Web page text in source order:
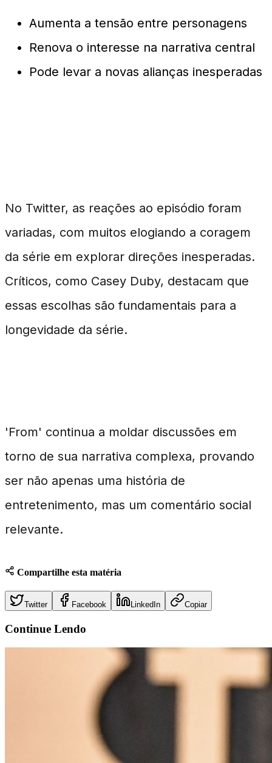
Aumenta a tensão entre personagens
Renova o interesse na narrativa central
Pode levar a novas alianças inesperadas
No Twitter, as reações ao episódio foram
variadas, com muitos elogiando a coragem
da série em explorar direções inesperadas.
Críticos, como Casey Duby, destacam que
essas escolhas são fundamentais para a
longevidade da série.
'From' continua a moldar discussões em
torno de sua narrativa complexa, provando
ser não apenas uma história de
entretenimento, mas um comentário social
relevante.
Compartilhe esta matéria
Twitter Facebook LinkedIn Copiar
Continue Lendo